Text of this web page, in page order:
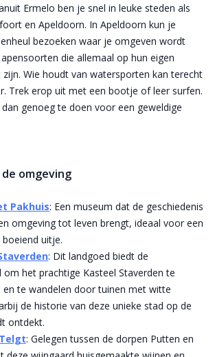
Ermelo ben je snel in leuke steden als
en Apeldoorn. In Apeldoorn kun je
bezoeken waar je omgeven wordt
die allemaal op hun eigen
Wie houdt van watersporten kan terecht
Trek erop uit met een bootje of leer surfen.
genoeg te doen voor een geweldige
omgeving
Pakhuis: Een museum dat de geschiedenis
omgeving tot leven brengt, ideaal voor een
uitje.
: Dit landgoed biedt de
om het prachtige Kasteel Staverden te
en te wandelen door tuinen met witte
de historie van deze unieke stad op de
ontdekt.
: Gelegen tussen de dorpen Putten en